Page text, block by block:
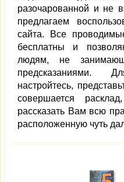
разочарованной и не
предлагаем
сайта. Все
бесплатны и
людям, не
предсказаниями.
настройтесь,
совершается
рассказать Вам всю
расположенную чуть